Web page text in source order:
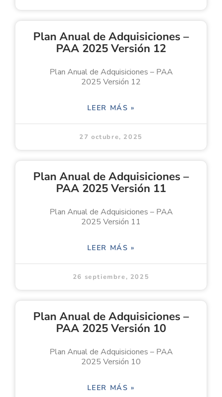
Plan Anual de Adquisiciones –
PAA 2025 Versión 12
Plan Anual de Adquisiciones – PAA
2025 Versión 12
LEER MÁS »
27 octubre, 2025
Plan Anual de Adquisiciones –
PAA 2025 Versión 11
Plan Anual de Adquisiciones – PAA
2025 Versión 11
LEER MÁS »
26 septiembre, 2025
Plan Anual de Adquisiciones –
PAA 2025 Versión 10
Plan Anual de Adquisiciones – PAA
2025 Versión 10
LEER MÁS »